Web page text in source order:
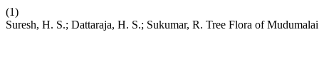
(1)
Suresh, H. S.; Dattaraja, H. S.; Sukumar, R. Tree Flora of